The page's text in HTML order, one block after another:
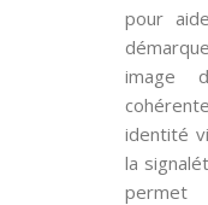
pour
image
identité
la